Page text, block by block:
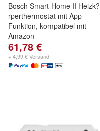
Bosch Smart Home II Heizk?
rperthermostat mit App-
Funktion, kompatibel mit
Amazon
61,78 €
+ 4,99 € Versand